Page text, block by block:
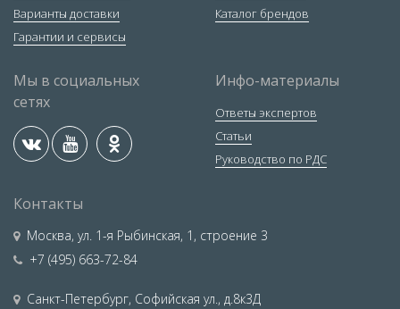
Варианты доставки
Гарантии и сервисы
Каталог брендов
Мы в социальных
сетях
Инфо-материалы
Ответы экспертов
Статьи
Руководство по РДС
Контакты
Москва, ул. 1-я Рыбинская, 1, строение 3
+7 (495) 663-72-84
Санкт-Петербург, Софийская ул., д.8к3Д